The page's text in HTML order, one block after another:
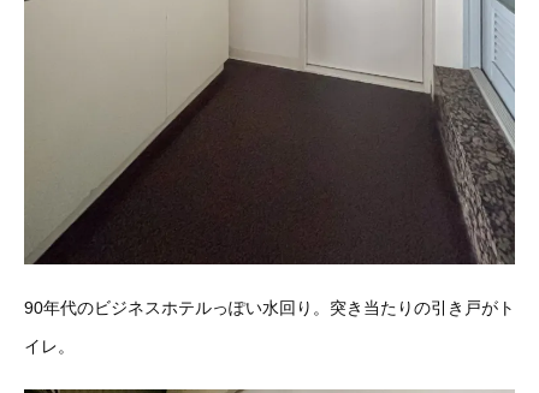
90年代のビジネスホテルっぽい水回り。突き当たりの引き戸がト
イレ。